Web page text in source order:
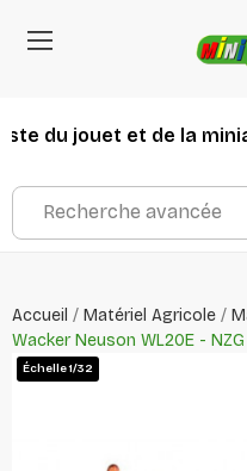
du jouet et de la
Recherche avancée
Accueil Matériel Agricole
Wacker Neuson WL20E - NZG
Échelle 1/32